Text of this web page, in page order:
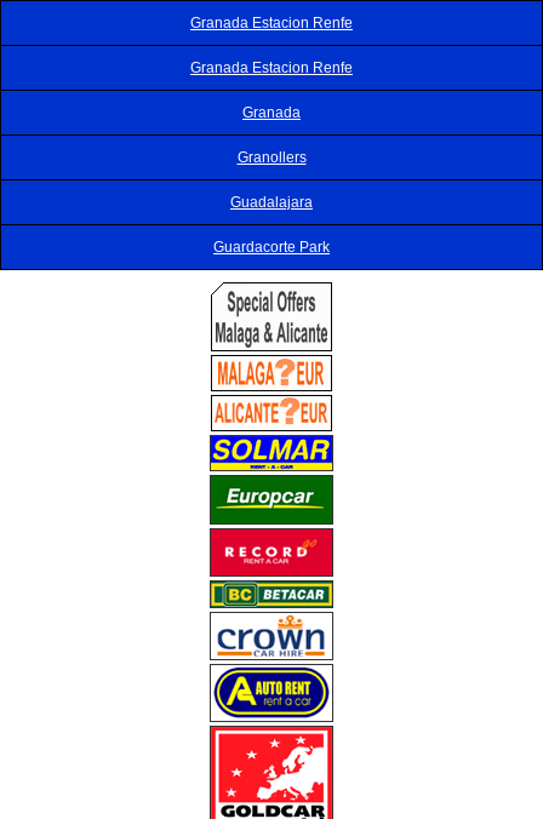
Granada Estacion Renfe
Granada Estacion Renfe
Granada
Granollers
Guadalajara
Guardacorte Park